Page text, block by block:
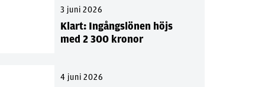
3 juni 2026
Klart: Ingångslönen höjs
med 2 300 kronor
4 juni 2026